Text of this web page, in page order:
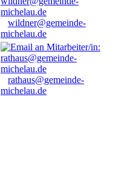
wildner@gemeinde-
michelau.de
rathaus@gemeinde-
michelau.de